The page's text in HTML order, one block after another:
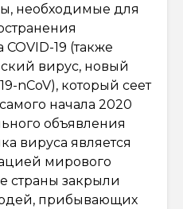
необходимые для
19 (также
вирус, новый
nCoV), который сеет
начала 2020
объявления
вируса является
мирового
страны закрыли
прибывающих